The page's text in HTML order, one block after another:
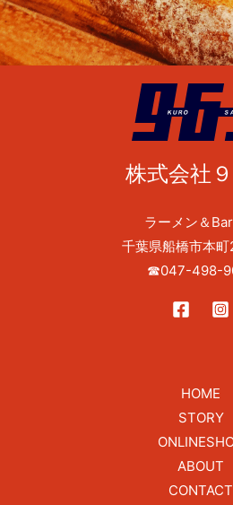
株式会社
ラーメン＆
千葉県船橋市本
☎047-498-
HOME
STORY
ABOUT
CONTACT